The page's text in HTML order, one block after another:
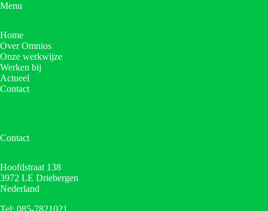
Menu
Home
Over Omnios
Onze werkwijze
Werken bij
Actueel
Contact
Contact
Hoofdstraat 138
3972 LE Driebergen
Nederland
Tel: 085-7821021